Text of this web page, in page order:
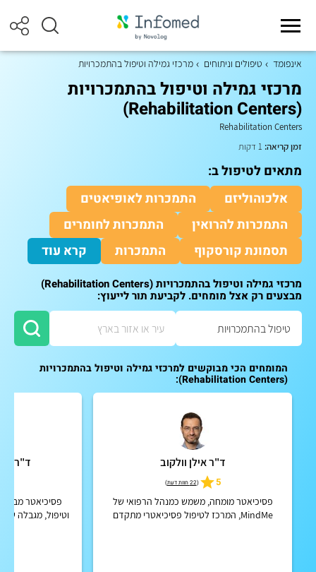
אינפומד טיפולים וניתוחים מרכזי גמילה וטיפול בהתמכרויות
מרכזי גמילה וטיפול בהתמכרויות
(Rehabilitation Centers)
Rehabilitation Centers
זמן קריאה:
מתאים לטיפול ב:
אלכוהוליזם
התמכרות לאופיאטים
התמכרות להרואין
התמכרות לחומרים
תסמונת קורסקוף
התמכרות קרא עוד
מרכזי גמילה וטיפול בהתמכרויות (Rehabilitation Centers)
מבצעים רק אצל מומחים. לקביעת תור לייעוץ:
המומחים הכי מבוקשים למרכזי גמילה וטיפול בהתמכרויות
(Rehabilitation Centers):
ד"ר אילן וולקוב
5
(22 חוות דעת )
פסיכיאטר מומחה, משמש כמנהל הרפואי של
MindMe, המרכז לטיפול פסיכיאטרי מתקדם
ד"ר
פסיכיאטר